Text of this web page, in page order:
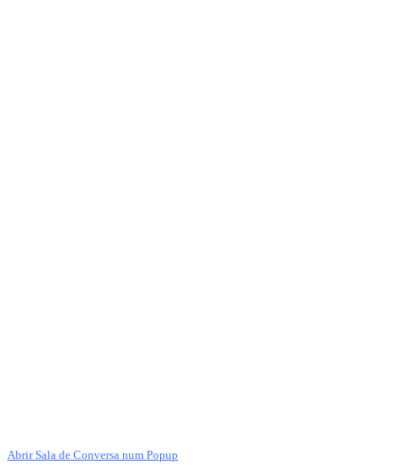
Abrir Sala de Conversa num Popup